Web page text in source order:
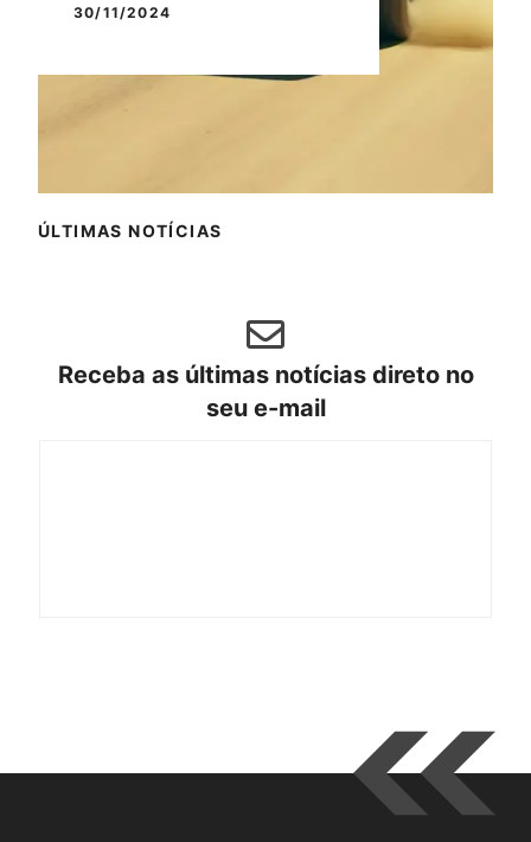
30/11/2024
ÚLTIMAS NOTÍCIAS
Receba as últimas notícias direto no
seu e-mail